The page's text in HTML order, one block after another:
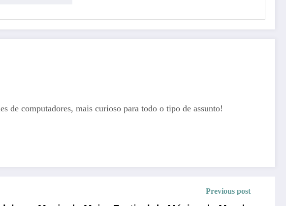
de computadores, mais curioso para todo o tipo de assunto!
Previous post